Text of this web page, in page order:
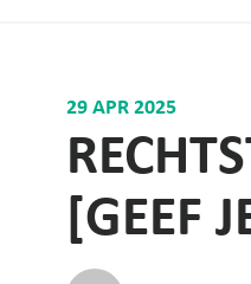
29 APR 2025
[GEEF